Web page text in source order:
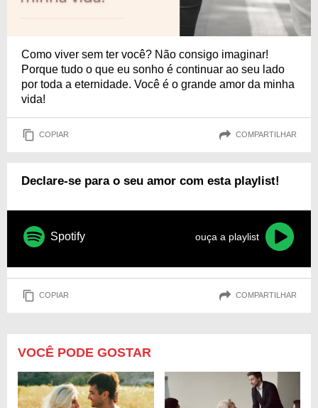
Como viver sem ter você? Não consigo imaginar!
Porque tudo o que eu sonho é continuar ao seu lado
por toda a eternidade. Você é o grande amor da minha
vida!
COPIAR COMPARTILHAR
Declare-se para o seu amor com esta playlist!
Spotify ouça a playlist
COPIAR COMPARTILHAR
VOCÊ PODE GOSTAR